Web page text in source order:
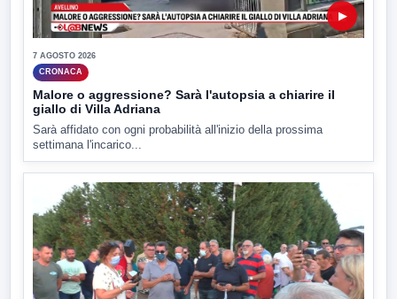
▶
7 AGOSTO 2026
CRONACA
Malore o aggressione? Sarà l'autopsia a chiarire il
giallo di Villa Adriana
Sarà affidato con ogni probabilità all'inizio della prossima
settimana l'incarico...